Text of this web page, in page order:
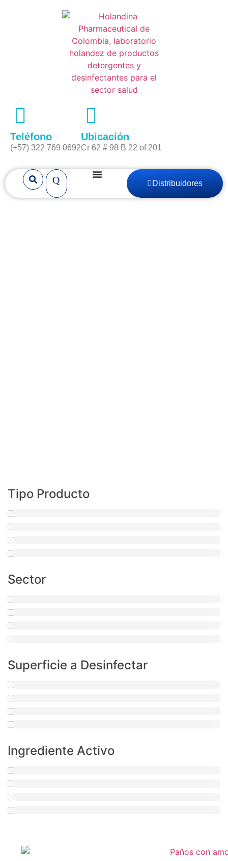
Teléfono
(+57) 322 769 0692
Ubicación
Cr 62 # 98 B 22 of 201
Distribuidores
Tipo Producto
Sector
Superficie a Desinfectar
Ingrediente Activo